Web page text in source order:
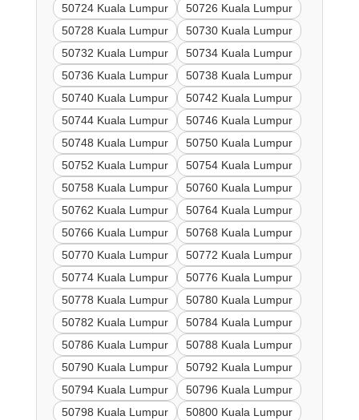
50724 Kuala Lumpur
50726 Kuala Lumpur
50728 Kuala Lumpur
50730 Kuala Lumpur
50732 Kuala Lumpur
50734 Kuala Lumpur
50736 Kuala Lumpur
50738 Kuala Lumpur
50740 Kuala Lumpur
50742 Kuala Lumpur
50744 Kuala Lumpur
50746 Kuala Lumpur
50748 Kuala Lumpur
50750 Kuala Lumpur
50752 Kuala Lumpur
50754 Kuala Lumpur
50758 Kuala Lumpur
50760 Kuala Lumpur
50762 Kuala Lumpur
50764 Kuala Lumpur
50766 Kuala Lumpur
50768 Kuala Lumpur
50770 Kuala Lumpur
50772 Kuala Lumpur
50774 Kuala Lumpur
50776 Kuala Lumpur
50778 Kuala Lumpur
50780 Kuala Lumpur
50782 Kuala Lumpur
50784 Kuala Lumpur
50786 Kuala Lumpur
50788 Kuala Lumpur
50790 Kuala Lumpur
50792 Kuala Lumpur
50794 Kuala Lumpur
50796 Kuala Lumpur
50798 Kuala Lumpur
50800 Kuala Lumpur